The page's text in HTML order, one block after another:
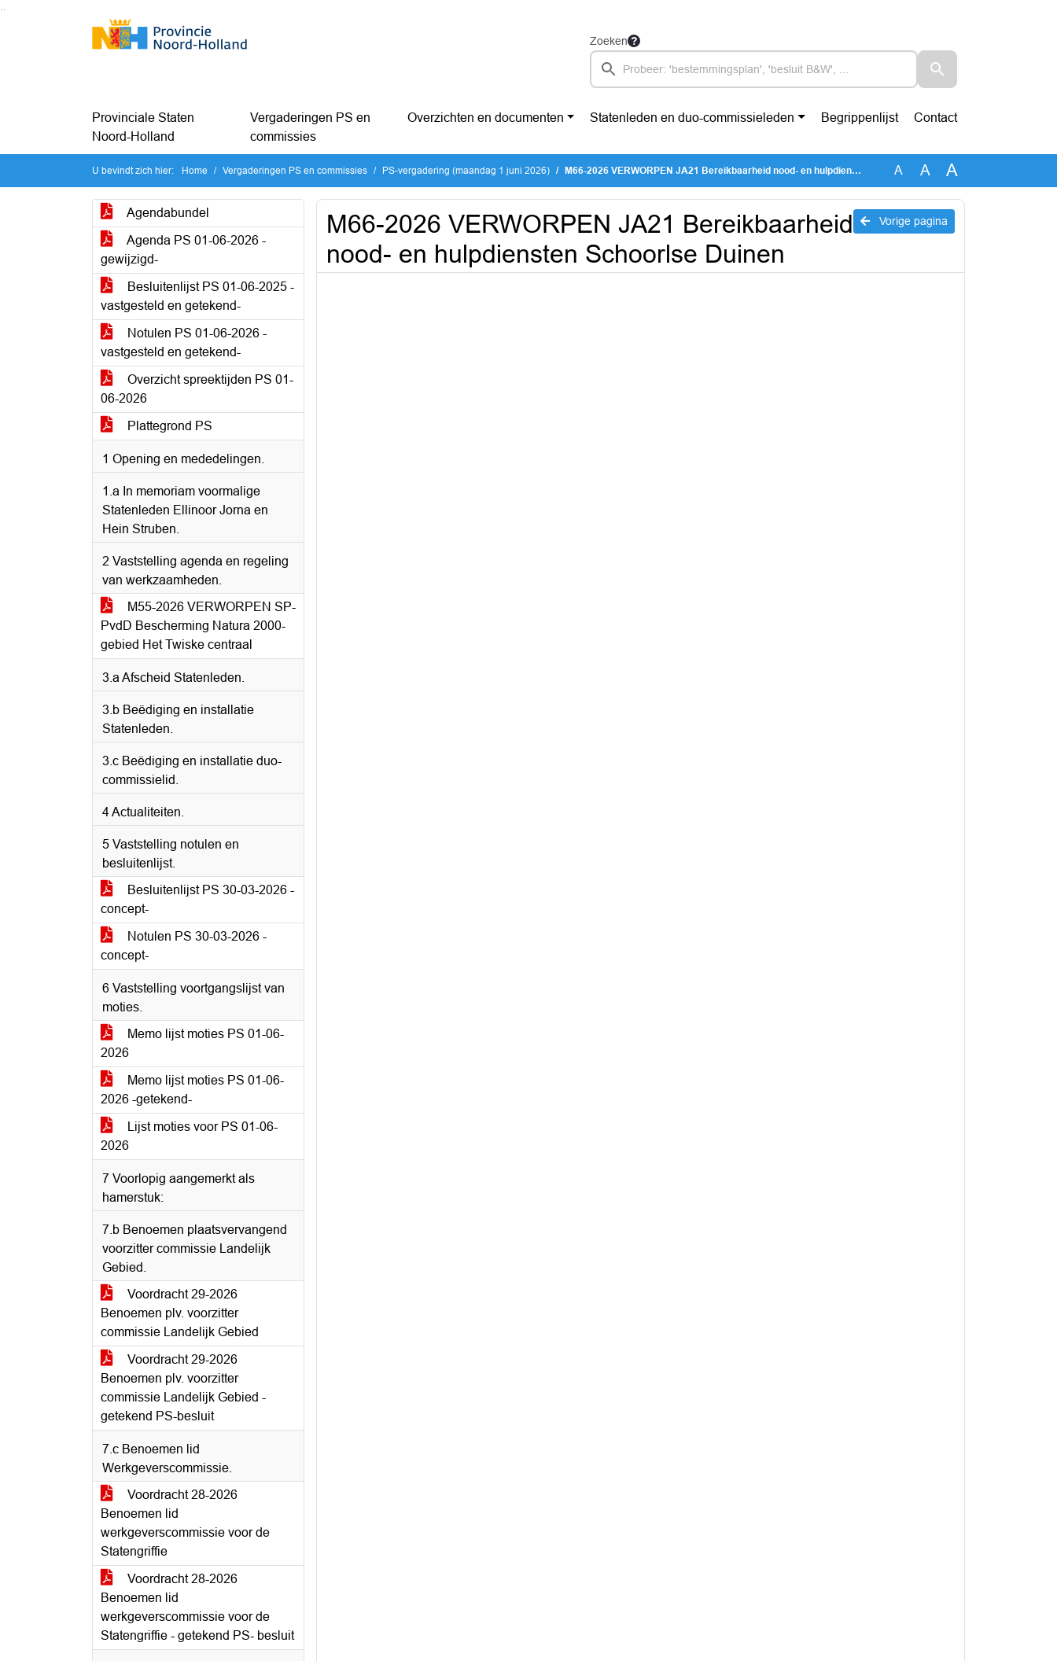
Ga naar de inhoud van deze pagina
Ga naar het zoeken
Zoeken
Provinciale Staten
Noord-Holland
Vergaderingen PS en
commissies
Overzichten en documenten Statenleden en duo-commissieleden Begrippenlijst Contact
U bevindt zich hier: Home Vergaderingen PS en commissies PS-vergadering (maandag 1 juni 2026) M66-2026 VERWORPEN JA21 Bereikbaarheid nood- en hulpdiensten Schoorlse Duinen A A A
Agendabundel
Agenda PS 01-06-2026 -
gewijzigd-
Besluitenlijst PS 01-06-2025 -
vastgesteld en getekend-
Notulen PS 01-06-2026 -
vastgesteld en getekend-
Overzicht spreektijden PS 01-
06-2026
Plattegrond PS
1 Opening en mededelingen.
1.a In memoriam voormalige
Statenleden Ellinoor Jorna en
Hein Struben.
2 Vaststelling agenda en regeling
van werkzaamheden.
M55-2026 VERWORPEN SP-
PvdD Bescherming Natura 2000-
gebied Het Twiske centraal
3.a Afscheid Statenleden.
3.b Beëdiging en installatie
Statenleden.
3.c Beëdiging en installatie duo-
commissielid.
4 Actualiteiten.
5 Vaststelling notulen en
besluitenlijst.
Besluitenlijst PS 30-03-2026 -
concept-
Notulen PS 30-03-2026 -
concept-
6 Vaststelling voortgangslijst van
moties.
Memo lijst moties PS 01-06-
2026
Memo lijst moties PS 01-06-
2026 -getekend-
Lijst moties voor PS 01-06-
2026
7 Voorlopig aangemerkt als
hamerstuk:
7.b Benoemen plaatsvervangend
voorzitter commissie Landelijk
Gebied.
Voordracht 29-2026
Benoemen plv. voorzitter
commissie Landelijk Gebied
Voordracht 29-2026
Benoemen plv. voorzitter
commissie Landelijk Gebied -
getekend PS-besluit
7.c Benoemen lid
Werkgeverscommissie.
Voordracht 28-2026
Benoemen lid
werkgeverscommissie voor de
Statengriffie
Voordracht 28-2026
Benoemen lid
werkgeverscommissie voor de
Statengriffie - getekend PS- besluit
Vorige pagina
M66-2026 VERWORPEN JA21 Bereikbaarheid
nood- en hulpdiensten Schoorlse Duinen